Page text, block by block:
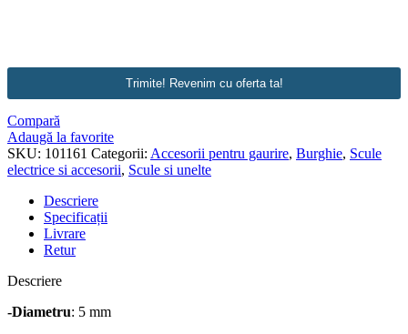
Trimite! Revenim cu oferta ta!
Company
Name *
Compară
Adaugă la favorite
SKU: 101161 Categorii: Accesorii pentru gaurire, Burghie, Scule
electrice si accesorii, Scule si unelte
Descriere
Specificații
Livrare
Retur
Descriere
-Diametru: 5 mm